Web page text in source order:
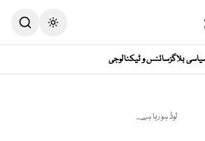
Toggle theme
بلاگزسائنس و ٹیکنالوجی
لوڈ ہو رہا ہے...